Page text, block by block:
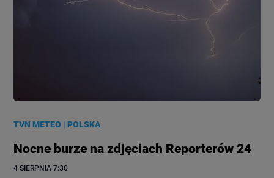
TVN METEO |POLSKA
Nocne burze na zdjęciach Reporterów 24
4 SIERPNIA 7:30